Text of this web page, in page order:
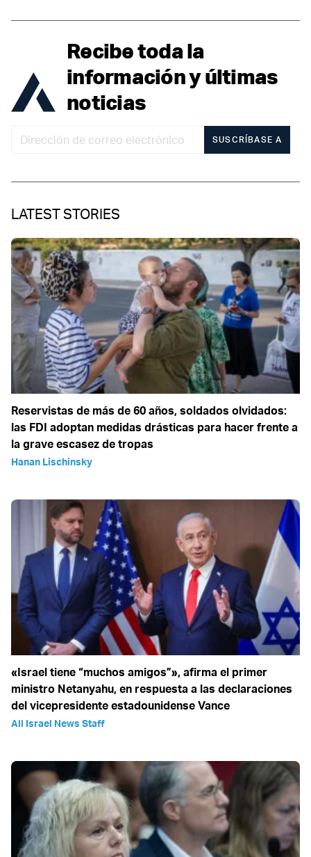
Recibe toda la
información y últimas
noticias
SUSCRÍBASE A
LATEST STORIES
Reservistas de más de 60 años, soldados olvidados:
las FDI adoptan medidas drásticas para hacer frente a
la grave escasez de tropas
Hanan Lischinsky
«Israel tiene “muchos amigos”», afirma el primer
ministro Netanyahu, en respuesta a las declaraciones
del vicepresidente estadounidense Vance
All Israel News Staff